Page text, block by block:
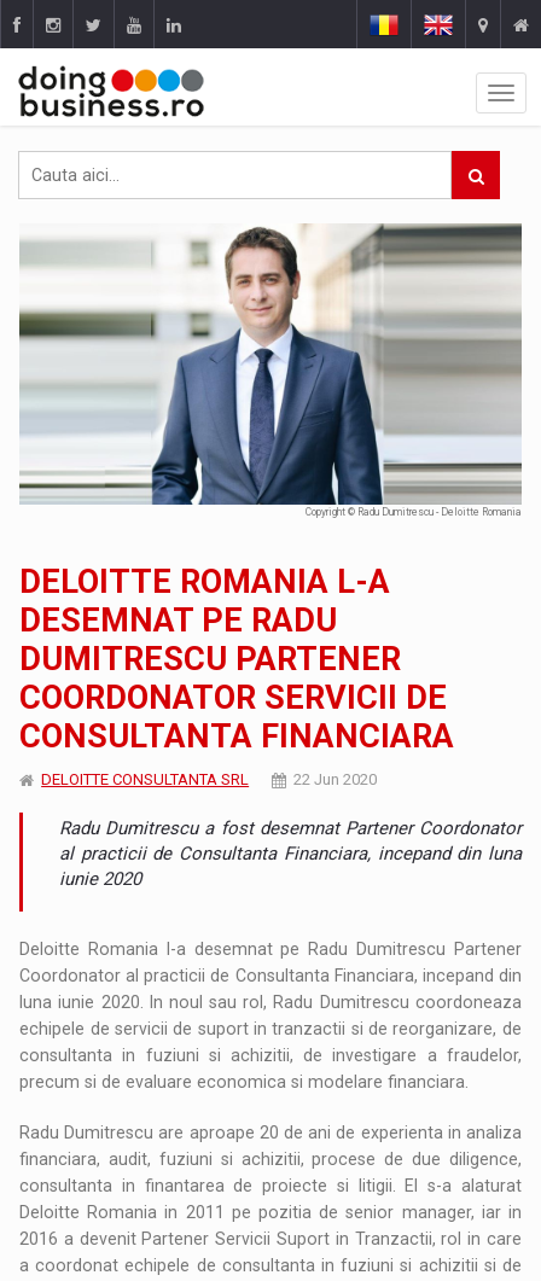
Copyright © Radu Dumitrescu - Deloitte Romania
DELOITTE ROMANIA L-A
DESEMNAT PE RADU
DUMITRESCU PARTENER
COORDONATOR SERVICII DE
CONSULTANTA FINANCIARA
DELOITTE CONSULTANTA SRL 22 Jun 2020
Radu Dumitrescu a fost desemnat Partener Coordonator
al practicii de Consultanta Financiara, incepand din luna
iunie 2020
Deloitte Romania l-a desemnat pe Radu Dumitrescu Partener
Coordonator al practicii de Consultanta Financiara, incepand din
luna iunie 2020. In noul sau rol, Radu Dumitrescu coordoneaza
echipele de servicii de suport in tranzactii si de reorganizare, de
consultanta in fuziuni si achizitii, de investigare a fraudelor,
precum si de evaluare economica si modelare financiara.
Radu Dumitrescu are aproape 20 de ani de experienta in analiza
financiara, audit, fuziuni si achizitii, procese de due diligence,
consultanta in finantarea de proiecte si litigii. El s-a alaturat
Deloitte Romania in 2011 pe pozitia de senior manager, iar in
2016 a devenit Partener Servicii Suport in Tranzactii, rol in care
a coordonat echipele de consultanta in fuziuni si achizitii si de